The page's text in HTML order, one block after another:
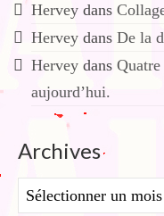
Hervey dans
Hervey dans De la
Hervey dans
aujourd’hui.
Archives
Archives